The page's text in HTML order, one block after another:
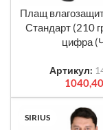
ВЫБЕРИТЕ
Плащ
Стандарт (210
цифра
Артикул:
SIRIUS